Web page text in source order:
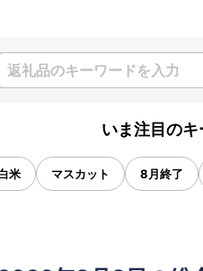
いま注目のキ
米 マスカット 8月終了